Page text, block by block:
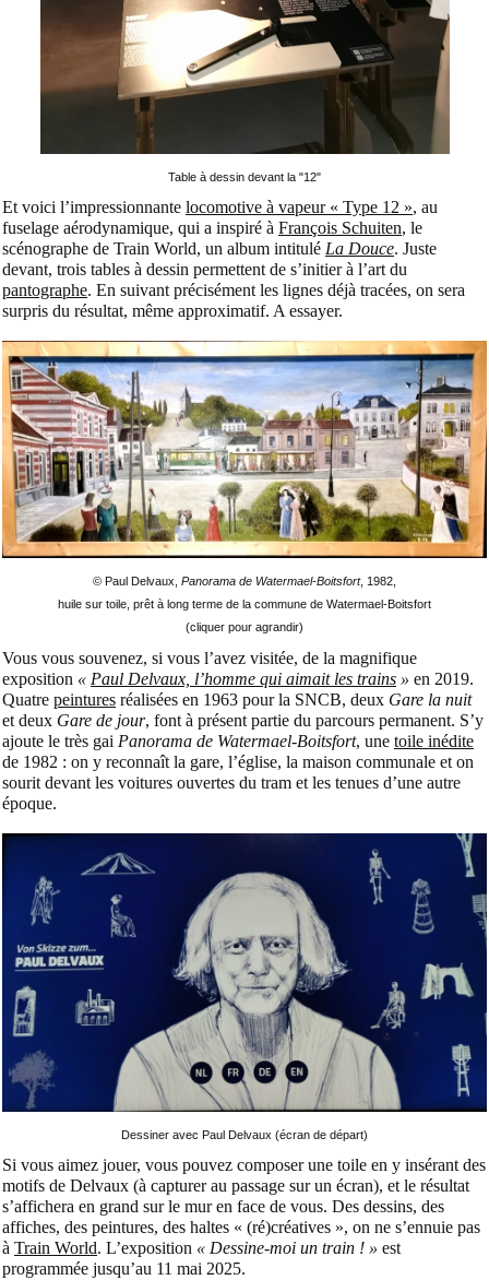
Table à dessin devant la "12"
Et voici l’impressionnante locomotive à vapeur « Type 12 », au
fuselage aérodynamique, qui a inspiré à François Schuiten, le
scénographe de Train World, un album intitulé La Douce. Juste
devant, trois tables à dessin permettent de s’initier à l’art du
pantographe. En suivant précisément les lignes déjà tracées, on sera
surpris du résultat, même approximatif. A essayer.
© Paul Delvaux, Panorama de Watermael-Boitsfort, 1982,
huile sur toile, prêt à long terme de la commune de Watermael-Boitsfort
(cliquer pour agrandir)
Vous vous souvenez, si vous l’avez visitée, de la magnifique
exposition « Paul Delvaux, l’homme qui aimait les trains » en 2019.
Quatre peintures réalisées en 1963 pour la SNCB, deux Gare la nuit
et deux Gare de jour, font à présent partie du parcours permanent. S’y
ajoute le très gai Panorama de Watermael-Boitsfort, une toile inédite
de 1982 : on y reconnaît la gare, l’église, la maison communale et on
sourit devant les voitures ouvertes du tram et les tenues d’une autre
époque.
Dessiner avec Paul Delvaux (écran de départ)
Si vous aimez jouer, vous pouvez composer une toile en y insérant des
motifs de Delvaux (à capturer au passage sur un écran), et le résultat
s’affichera en grand sur le mur en face de vous. Des dessins, des
affiches, des peintures, des haltes « (ré)créatives », on ne s’ennuie pas
à Train World. L’exposition « Dessine-moi un train ! » est
programmée jusqu’au 11 mai 2025.